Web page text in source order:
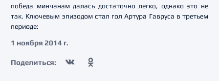
победа минчанам далась достаточно легко, однако это не
так. Ключевым эпизодом стал гол Артура Гавруса в третьем
периоде:
1 ноября 2014 г.
Поделиться: